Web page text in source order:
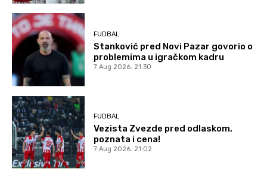
FUDBAL
Stanković pred Novi Pazar govorio o
problemima u igračkom kadru
7 Aug 2026. 21:30
FUDBAL
Vezista Zvezde pred odlaskom,
poznata i cena!
7 Aug 2026. 21:02